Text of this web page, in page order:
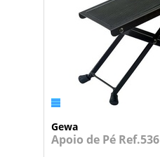
Gewa
Apoio de Pé Ref.536